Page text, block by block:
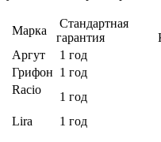
Марка
Стандартная
гарантия
Аргут
1 год
Грифон 1 год
Racio
1 год
Lira
1 год